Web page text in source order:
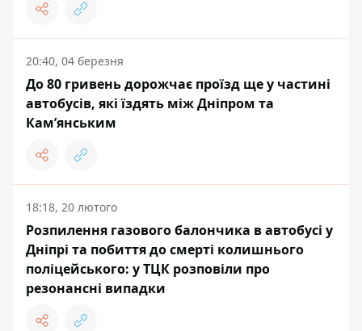
20:40, 04 березня
До 80 гривень дорожчає проїзд ще у частині
автобусів, які їздять між Дніпром та
Кам’янським
18:18, 20 лютого
Розпилення газового балончика в автобусі у
Дніпрі та побиття до смерті колишнього
поліцейського: у ТЦК розповіли про
резонансні випадки